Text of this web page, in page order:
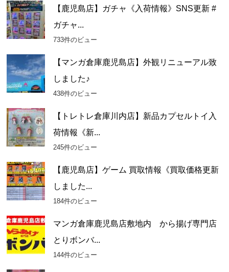
カ
イ
ブ
【鹿児島店】ガチャ《入荷情報》SNS更新 #
ガチャ...
733件のビュー
【マンガ倉庫鹿児島店】外観リニューアル致
しました♪
438件のビュー
【トレトレ倉庫川内店】新品カプセルトイ入
荷情報《新...
245件のビュー
【鹿児島店】ゲーム 買取情報《買取価格更新
しました...
184件のビュー
マンガ倉庫鹿児島店敷地内 から揚げ専門店
とりボンバ...
144件のビュー